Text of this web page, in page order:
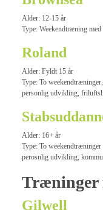
Alder: 12-15 år
Type: Weekendtræning
Roland
Alder: Fyldt 15 år
Type: To
personlig udvikling,
Alder: 16+ år
Type: To
perosnlig udvikling,
Træninger
Gilwell